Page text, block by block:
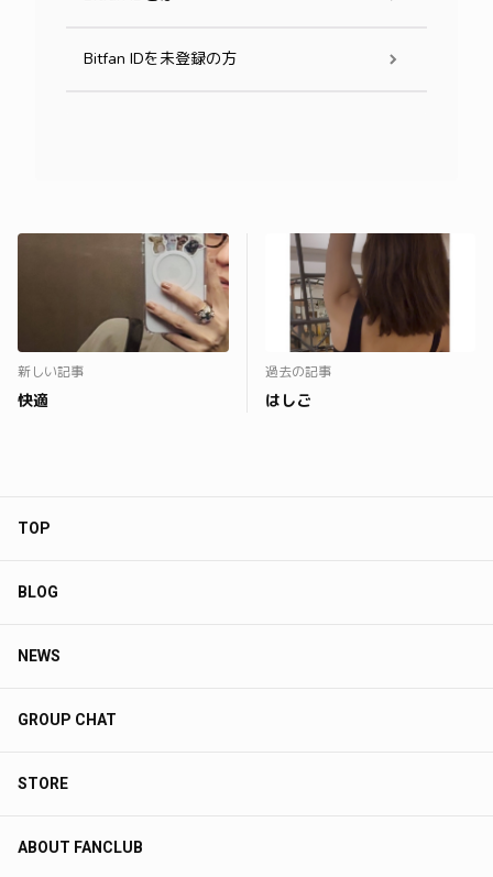
Bitfan IDを未登録の方
新しい記事
快適
過去の記事
はしご
TOP
BLOG
NEWS
GROUP CHAT
STORE
ABOUT FANCLUB